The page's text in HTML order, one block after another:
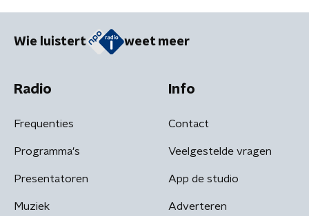
Wie luistert weet meer
Radio
Frequenties
Programma's
Presentatoren
Muziek
Info
Contact
Veelgestelde vragen
App de studio
Adverteren